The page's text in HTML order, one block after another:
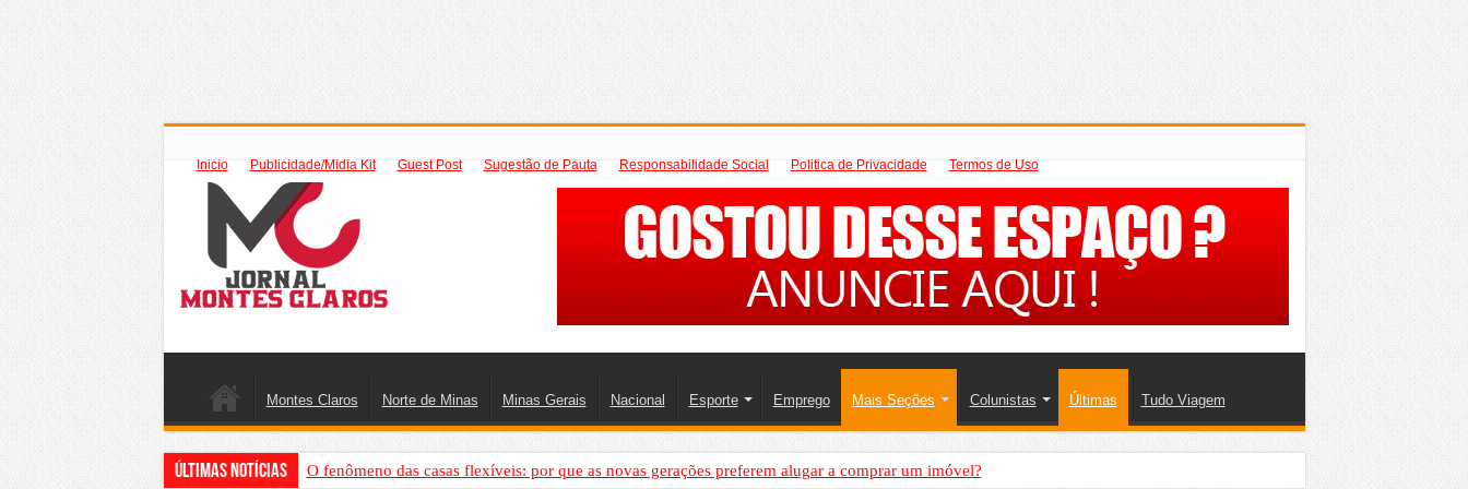
Inicio Publicidade/Midia Kit Guest Post Sugestão de Pauta Responsabilidade Social Politica de Privacidade Termos de Uso
Montes Claros Norte de Minas Minas Gerais Nacional Esporte Emprego Mais Seções Colunistas Últimas Tudo Viagem
Últimas Notícias O fenômeno das casas flexíveis: por que as novas gerações preferem alugar a comprar um imóvel?